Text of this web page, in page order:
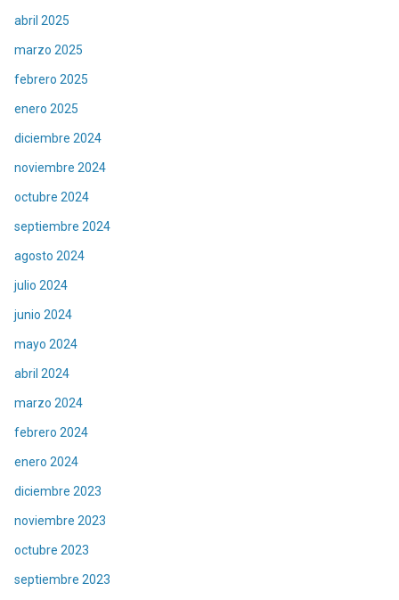
abril 2025
marzo 2025
febrero 2025
enero 2025
diciembre 2024
noviembre 2024
octubre 2024
septiembre 2024
agosto 2024
julio 2024
junio 2024
mayo 2024
abril 2024
marzo 2024
febrero 2024
enero 2024
diciembre 2023
noviembre 2023
octubre 2023
septiembre 2023